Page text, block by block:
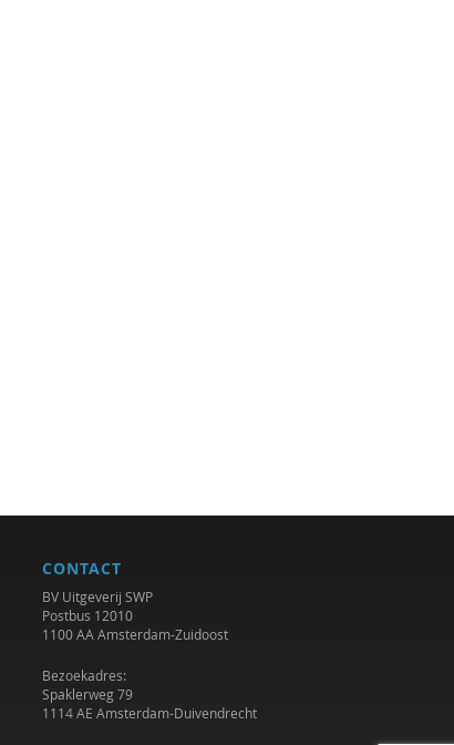
CONTACT
BV Uitgeverij SWP
Postbus 12010
1100 AA Amsterdam-Zuidoost
Bezoekadres:
Spaklerweg 79
1114 AE Amsterdam-Duivendrecht